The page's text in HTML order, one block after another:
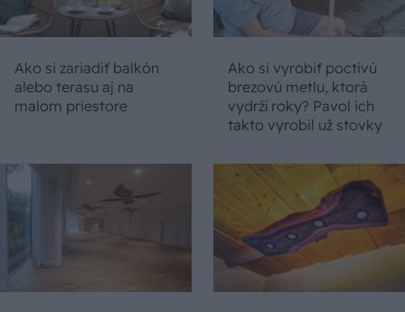
Ako si zariadiť balkón
alebo terasu aj na
malom priestore
Ako si vyrobiť poctivú
brezovú metlu, ktorá
vydrží roky? Pavol ich
takto vyrobil už stovky